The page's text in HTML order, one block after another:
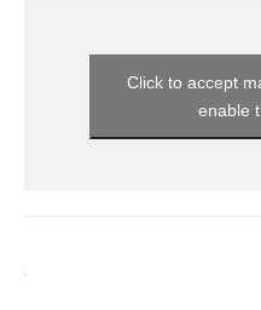
Click to accept
enable